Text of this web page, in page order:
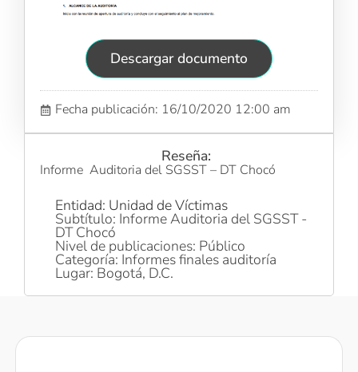
Descargar documento
Fecha publicación: 16/10/2020 12:00 am
Reseña:
Informe Auditoria del SGSST – DT Chocó
Entidad: Unidad de Víctimas
Subtítulo: Informe Auditoria del SGSST -
DT Chocó
Nivel de publicaciones: Público
Categoría: Informes finales auditoría
Lugar: Bogotá, D.C.